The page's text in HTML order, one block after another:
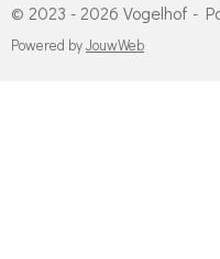
© 2023 - 2026 Vogelhof -
Powered byJouwWeb